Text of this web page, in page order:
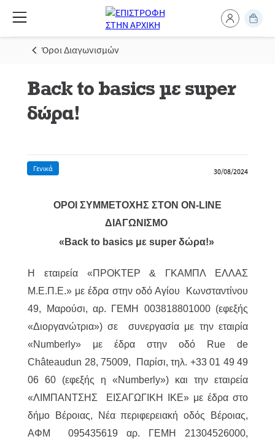
Όροι Διαγωνισμών
Back to basics με super
δώρα!
Γενικά 30/08/2024
ΟΡΟΙ ΣΥΜΜΕΤΟΧΗΣ ΣΤΟΝ ON-LINE
ΔΙΑΓΩΝΙΣΜΟ
«Back to basics με super δώρα!»
Η εταιρεία «ΠΡΟΚΤΕΡ & ΓΚΑΜΠΛ ΕΛΛΑΣ
M.Ε.Π.Ε.» με έδρα στην οδό Αγίου Κωνσταντίνου
49, Μαρούσι, αρ. ΓΕΜΗ 003818801000 (εφεξής
«Διοργανώτρια») σε συνεργασία με την εταιρία
«Numberly» με έδρα στην οδό Rue de
Châteaudun 28, 75009, Παρίσι, τηλ. +33 01 49 49
06 60 (εφεξής η «Numberly») και την εταιρεία
«ΛΙΜΠΑΝΤΣΗΣ ΕΙΣΑΓΩΓΙΚΗ ΙΚΕ» με έδρα στο
δήμο Βέροιας, Νέα περιφερειακή οδός Βέροιας,
ΑΦΜ 095435619 αρ. ΓΕΜΗ 21304526000,